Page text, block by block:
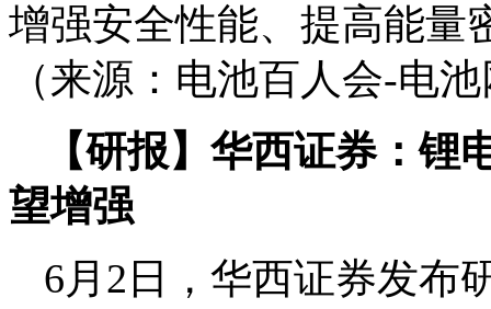
增强安全性能、提高能量
（来源：电池百人会-电
【研报】华西证券：
望增强
6月2日，华西证券发布